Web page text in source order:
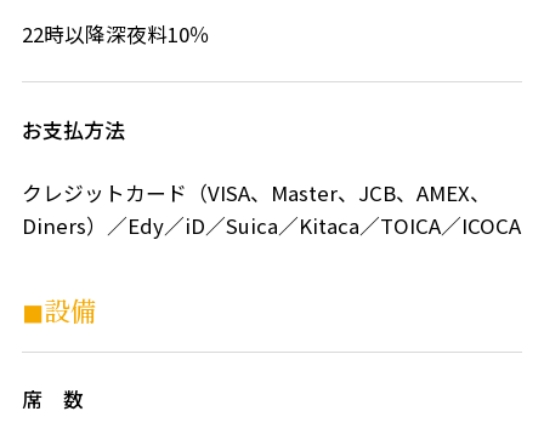
22時以降深夜料10％
お支払方法
クレジットカード（VISA、Master、JCB、AMEX、
Diners）／Edy／iD／Suica／Kitaca／TOICA／ICOCA
◼︎設備
席 数